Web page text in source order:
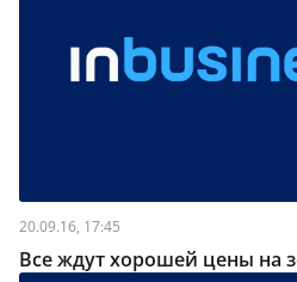
20.09.16, 17:45
Все ждут хорошей цены на